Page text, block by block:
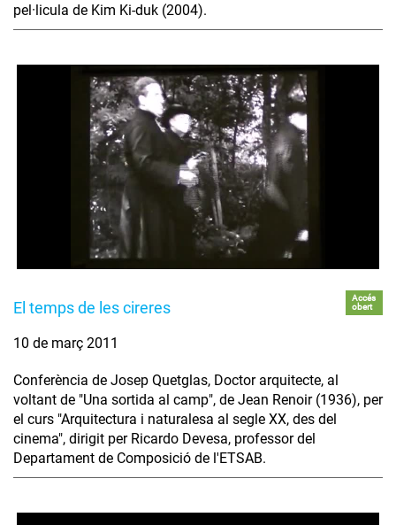
pel·licula de Kim Ki-duk (2004).
El temps de les cireres
Accés
obert
10 de març 2011
Conferència de Josep Quetglas, Doctor arquitecte, al
voltant de "Una sortida al camp", de Jean Renoir (1936), per
el curs "Arquitectura i naturalesa al segle XX, des del
cinema", dirigit per Ricardo Devesa, professor del
Departament de Composició de l'ETSAB.